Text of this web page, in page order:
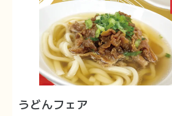
うどんフェア